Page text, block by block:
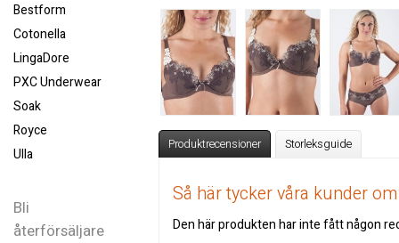
Bestform
Cotonella
LingaDore
PXC Underwear
Soak
Royce
Ulla
Bli
återförsäljare
Produktrecensioner Storleksguide
Så här tycker våra kunder
Den här produkten har inte fått någon